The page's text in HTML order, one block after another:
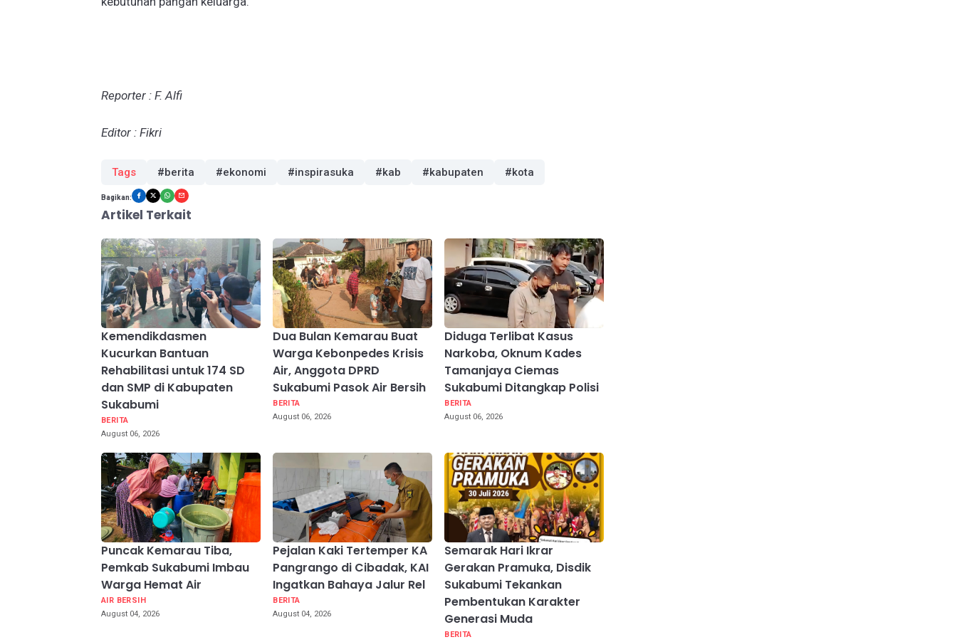
Reporter : F. Alfi
Editor : Fikri
Tags #berita #ekonomi #inspirasuka #kab #kabupaten #kota
Bagikan:
Artikel Terkait
Kemendikdasmen
Kucurkan Bantuan
Rehabilitasi untuk 174 SD
dan SMP di Kabupaten
Sukabumi
BERITA
August 06, 2026
Dua Bulan Kemarau Buat
Warga Kebonpedes Krisis
Air, Anggota DPRD
Sukabumi Pasok Air Bersih
BERITA
August 06, 2026
Diduga Terlibat Kasus
Narkoba, Oknum Kades
Tamanjaya Ciemas
Sukabumi Ditangkap Polisi
BERITA
August 06, 2026
Puncak Kemarau Tiba,
Pemkab Sukabumi Imbau
Warga Hemat Air
AIR BERSIH
August 04, 2026
Pejalan Kaki Tertemper KA
Pangrango di Cibadak, KAI
Ingatkan Bahaya Jalur Rel
BERITA
August 04, 2026
Semarak Hari Ikrar
Gerakan Pramuka, Disdik
Sukabumi Tekankan
Pembentukan Karakter
Generasi Muda
BERITA